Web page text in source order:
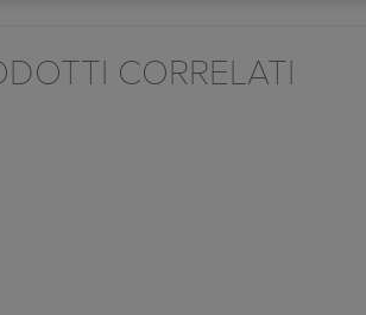
CORRELATI